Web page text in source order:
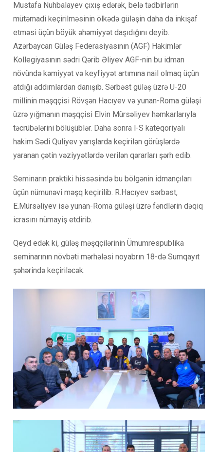
Mustafa Nuhbalayev çıxış edərək, belə tədbirlərin
mütəmadi keçirilməsinin ölkədə güləşin daha da inkişaf
etməsi üçün böyük əhəmiyyət daşıdığını deyib.
Azərbaycan Güləş Federasiyasının (AGF) Hakimlər
Kollegiyasının sədri Qərib Əliyev AGF-nin bu idman
növündə kəmiyyət və keyfiyyət artımına nail olmaq üçün
atdığı addımlardan danışıb. Sərbəst güləş üzrə U-20
millinin məşqçisi Rövşən Hacıyev və yunan-Roma güləşi
üzrə yığmanın məşqçisi Elvin Mürsəliyev həmkarlarıyla
təcrübələrini bölüşüblər. Daha sonra l-S kateqoriyalı
hakim Sədi Quliyev yarışlarda keçirilən görüşlərdə
yaranan çətin vəziyyətlərdə verilən qərarları şərh edib.
Seminarın praktiki hissəsində bu bölgənin idmançıları
üçün nümunəvi məşq keçirilib. R.Hacıyev sərbəst,
E.Mürsəliyev isə yunan-Roma güləşi üzrə fəndlərin dəqiq
icrasını nümayiş etdirib.
Qeyd edək ki, güləş məşqçilərinin Ümumrespublika
seminarının növbəti mərhələsi noyabrın 18-də Sumqayıt
şəhərində keçiriləcək.